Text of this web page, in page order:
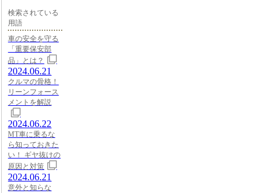
検索されている
用語
車の安全を守る
「重要保安部
品」とは？
2024.06.21
クルマの骨格！
リーンフォース
メントを解説
2024.06.22
MT車に乗るな
ら知っておきた
い！ ギヤ抜けの
原因と対策
2024.06.21
意外と知らな